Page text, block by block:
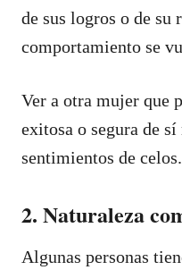
de sus logros o de su
comportamiento se
Ver a otra mujer que
exitosa o segura de sí
sentimientos de celos.
2. Naturaleza
Algunas personas